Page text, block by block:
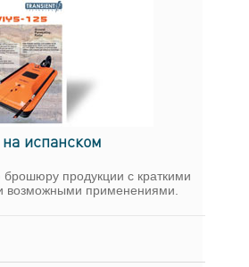
на испанском
продукции с краткими
возможными применениями.